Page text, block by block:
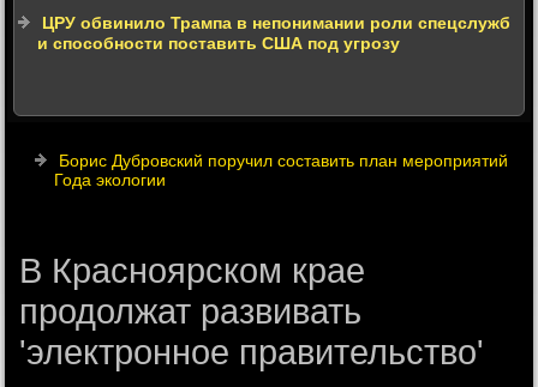
ЦРУ обвинило Трампа в непонимании роли спецслужб
и способности поставить США под угрозу
Борис Дубровский поручил составить план мероприятий
Года экологии
В Красноярском крае
продолжат развивать
'электронное правительство'